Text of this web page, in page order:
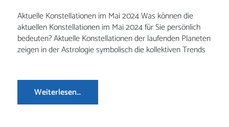
Aktuelle Konstellationen im Mai 2024 Was können die
aktuellen Konstellationen im Mai 2024 für Sie persönlich
bedeuten? Aktuelle Konstellationen der laufenden Planeten
zeigen in der Astrologie symbolisch die kollektiven Trends
Weiterlesen…